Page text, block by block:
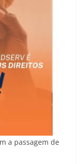
a passagem de